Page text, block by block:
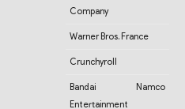
Company
Warner Bros. France
Crunchyroll
Bandai Namco
Entertainment